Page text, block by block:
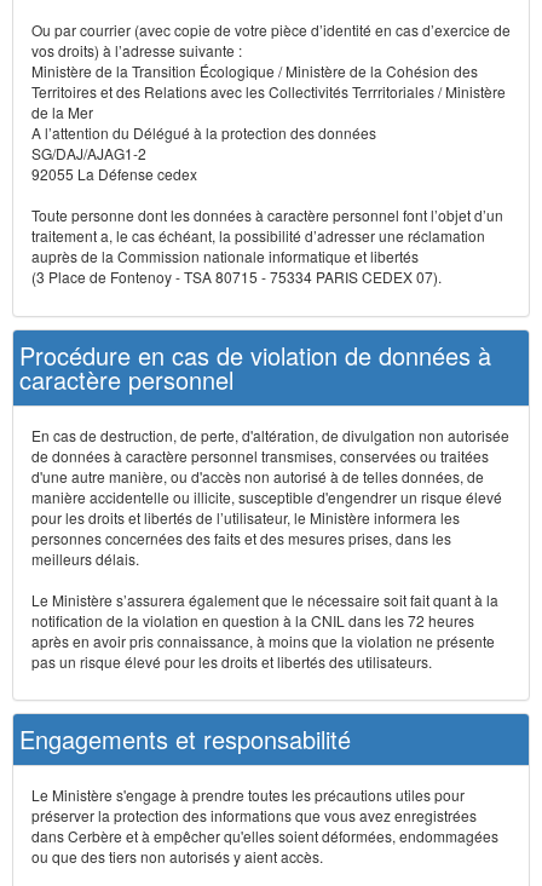
Ou par courrier (avec copie de votre pièce d’identité en cas d’exercice de
vos droits) à l’adresse suivante :
Ministère de la Transition Écologique / Ministère de la Cohésion des
Territoires et des Relations avec les Collectivités Terrritoriales / Ministère
de la Mer
A l’attention du Délégué à la protection des données
SG/DAJ/AJAG1-2
92055 La Défense cedex
Toute personne dont les données à caractère personnel font l’objet d’un
traitement a, le cas échéant, la possibilité d’adresser une réclamation
auprès de la Commission nationale informatique et libertés
(3 Place de Fontenoy - TSA 80715 - 75334 PARIS CEDEX 07).
Procédure en cas de violation de données à
caractère personnel
En cas de destruction, de perte, d'altération, de divulgation non autorisée
de données à caractère personnel transmises, conservées ou traitées
d'une autre manière, ou d'accès non autorisé à de telles données, de
manière accidentelle ou illicite, susceptible d'engendrer un risque élevé
pour les droits et libertés de l’utilisateur, le Ministère informera les
personnes concernées des faits et des mesures prises, dans les
meilleurs délais.
Le Ministère s’assurera également que le nécessaire soit fait quant à la
notification de la violation en question à la CNIL dans les 72 heures
après en avoir pris connaissance, à moins que la violation ne présente
pas un risque élevé pour les droits et libertés des utilisateurs.
Engagements et responsabilité
Le Ministère s'engage à prendre toutes les précautions utiles pour
préserver la protection des informations que vous avez enregistrées
dans Cerbère et à empêcher qu'elles soient déformées, endommagées
ou que des tiers non autorisés y aient accès.